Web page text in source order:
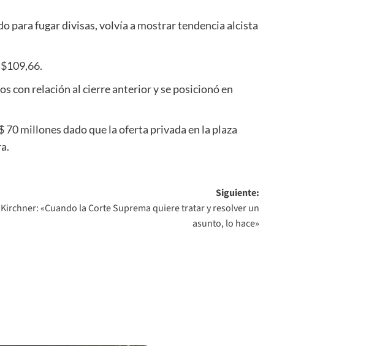
para fugar divisas, volvía a mostrar tendencia alcista
con relación al cierre anterior y se posicionó en
millones dado que la oferta privada en la plaza
Siguiente:
«Cuando la Corte Suprema quiere tratar y resolver un
asunto, lo hace»